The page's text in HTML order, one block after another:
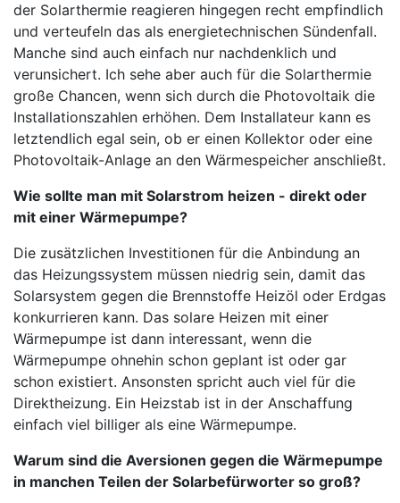
der Solarthermie reagieren hingegen recht empfindlich
und verteufeln das als energietechnischen Sündenfall.
Manche sind auch einfach nur nachdenklich und
verunsichert. Ich sehe aber auch für die Solarthermie
große Chancen, wenn sich durch die Photovoltaik die
Installationszahlen erhöhen. Dem Installateur kann es
letztendlich egal sein, ob er einen Kollektor oder eine
Photovoltaik-Anlage an den Wärmespeicher anschließt.
Wie sollte man mit Solarstrom heizen - direkt oder
mit einer Wärmepumpe?
Die zusätzlichen Investitionen für die Anbindung an
das Heizungssystem müssen niedrig sein, damit das
Solarsystem gegen die Brennstoffe Heizöl oder Erdgas
konkurrieren kann. Das solare Heizen mit einer
Wärmepumpe ist dann interessant, wenn die
Wärmepumpe ohnehin schon geplant ist oder gar
schon existiert. Ansonsten spricht auch viel für die
Direktheizung. Ein Heizstab ist in der Anschaffung
einfach viel billiger als eine Wärmepumpe.
Warum sind die Aversionen gegen die Wärmepumpe
in manchen Teilen der Solarbefürworter so groß?